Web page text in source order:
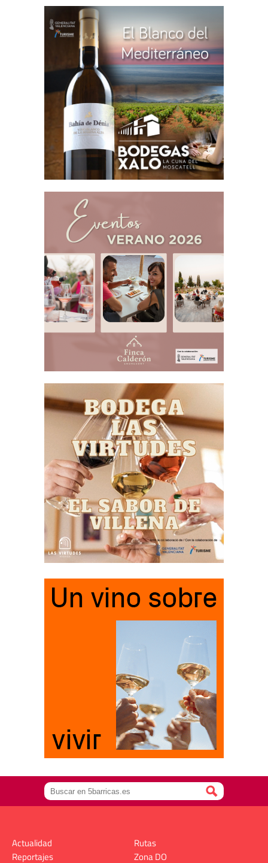
Actualidad
Reportajes
Rutas
Zona DO